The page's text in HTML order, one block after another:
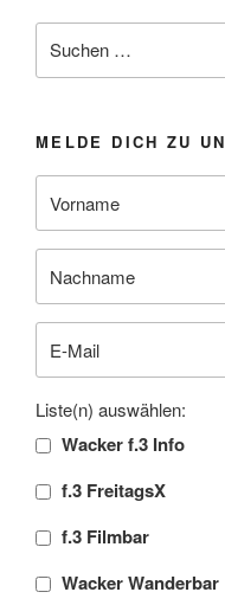
nach:
MELDE DICH ZU
Liste(n) auswählen:
Wacker f.3 Info
f.3 FreitagsX
f.3 Filmbar
Wacker Wanderbar